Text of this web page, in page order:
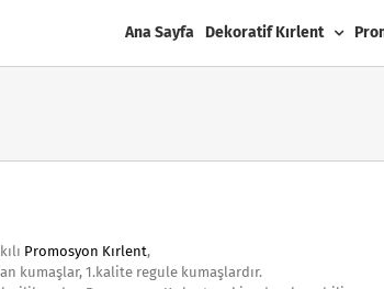
Ana Sayfa Dekoratif Kırlent
Promosyon Kırlent,
kumaşlar, 1.kalite regule kumaşlardır.